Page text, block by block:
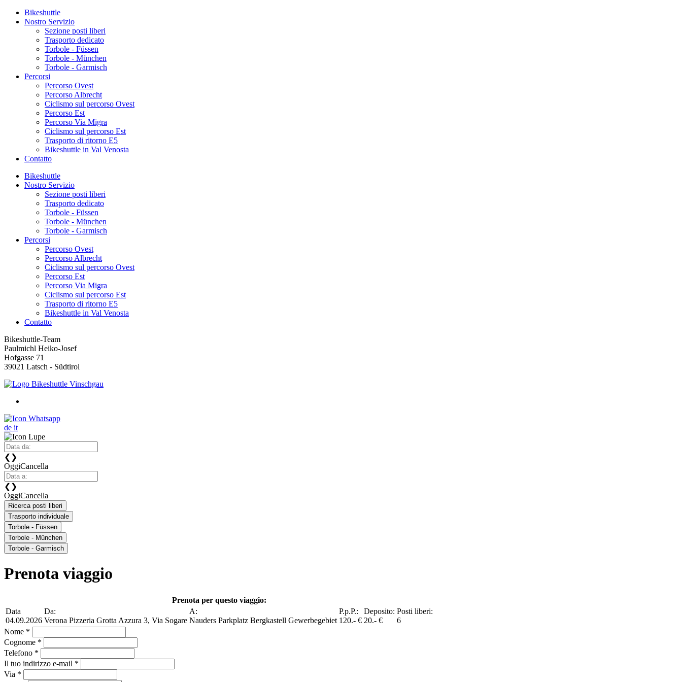
Bikeshuttle
Nostro Servizio
Sezione posti liberi
Trasporto dedicato
Torbole - Füssen
Torbole - München
Torbole - Garmisch
Percorsi
Percorso Ovest
Percorso Albrecht
Ciclismo sul percorso Ovest
Percorso Est
Percorso Via Migra
Ciclismo sul percorso Est
Trasporto di ritorno E5
Bikeshuttle in Val Venosta
Contatto
Bikeshuttle
Nostro Servizio
Sezione posti liberi
Trasporto dedicato
Torbole - Füssen
Torbole - München
Torbole - Garmisch
Percorsi
Percorso Ovest
Percorso Albrecht
Ciclismo sul percorso Ovest
Percorso Est
Percorso Via Migra
Ciclismo sul percorso Est
Trasporto di ritorno E5
Bikeshuttle in Val Venosta
Contatto
Bikeshuttle-Team
Paulmichl Heiko-Josef
Hofgasse 71
39021 Latsch - Südtirol
de it
❮ ❯
OggiCancella
❮ ❯
OggiCancella
Ricerca posti liberi
Trasporto individuale
Torbole - Füssen
Torbole - München
Torbole - Garmisch
Prenota viaggio
Prenota per questo viaggio:
Data
04.09.2026
Da:
Verona Pizzeria Grotta Azzura 3, Via Sogare
A:
Nauders Parkplatz Bergkastell Gewerbegebiet
P.p.P.:
120.- €
Deposito:
20.- €
Posti liberi:
6
Nome *
Cognome *
Telefono *
Il tuo indirizzo e-mail *
Via *